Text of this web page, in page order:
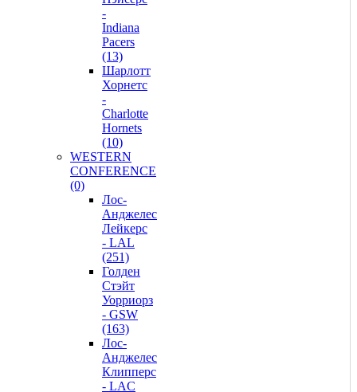
-
Indiana
Pacers
(13)
Шарлотт
Хорнетс
-
Charlotte
Hornets
(10)
WESTERN
CONFERENCE
(0)
Лос-
Анджелес
Лейкерс
- LAL
(251)
Голден
Стэйт
Уорриорз
- GSW
(163)
Лос-
Анджелес
Клипперс
- LAC